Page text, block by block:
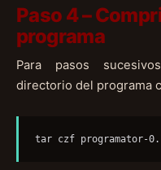
Paso 4 –
programa
Para pasos
directorio del programa
tar czf programator-